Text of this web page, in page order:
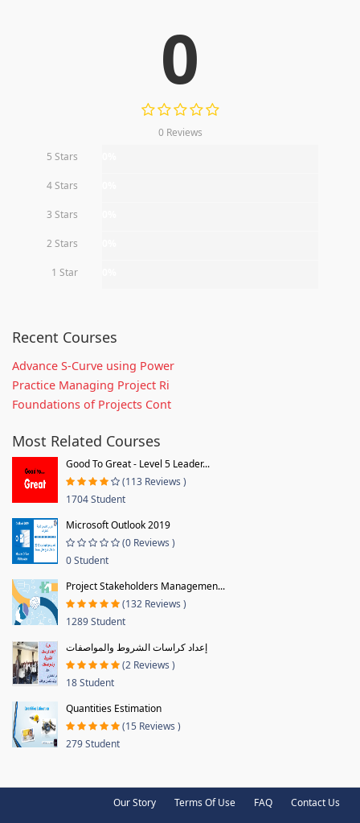
0
0 Reviews
5 Stars
4 Stars
3 Stars
2 Stars
1 Star
Recent Courses
Advance S-Curve using Power
Practice Managing Project Ri
Foundations of Projects Cont
Most Related Courses
Good To Great - Level 5 Leader...
(113 Reviews )
1704 Student
Microsoft Outlook 2019
(0 Reviews )
0 Student
Project Stakeholders Managemen...
(132 Reviews )
1289 Student
إعداد كراسات الشروط والمواصفات
(2 Reviews )
18 Student
Quantities Estimation
(15 Reviews )
279 Student
Our Story Terms Of Use FAQ Contact Us